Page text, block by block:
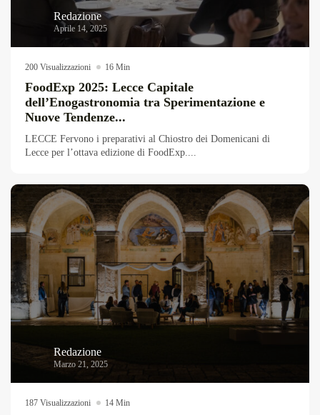
Overdrive Fest A Matino: Il...
Redazione
Aprile 14, 2025
200 Visualizzazioni 16 Min
FoodExp 2025: Lecce Capitale
dell’Enogastronomia tra Sperimentazione e
Nuove Tendenze...
LECCE Fervono i preparativi al Chiostro dei Domenicani di
Lecce per l’ottava edizione di FoodExp....
Redazione
Marzo 21, 2025
187 Visualizzazioni 14 Min